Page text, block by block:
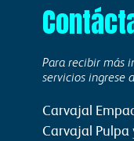
Para recibir más
servicios ingrese
Carvajal
Carvajal Pulpa